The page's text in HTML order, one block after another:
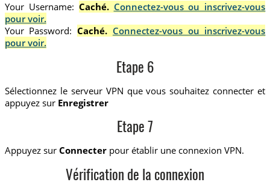
Your Username: Caché. Connectez-vous ou inscrivez-vous
pour voir.
Your Password:Caché. Connectez-vous ou inscrivez-vous
pour voir.
Etape 6
Sélectionnez le serveur VPN que vous souhaitez connecter et
appuyez sur Enregistrer
Etape 7
Appuyez sur Connecterpour établir une connexion VPN.
Vérification de la connexion